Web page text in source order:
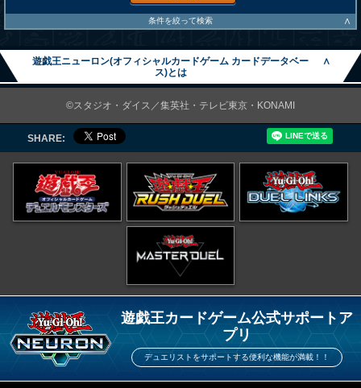
条件を絞って検索 ∧
遊戯王ニューロン(オフィシャルカードゲーム カードデータベー
ス)とは
∧
©スタジオ・ダイス／集英社・テレビ東京・KONAMI
SHARE:
遊戯王カードゲーム公式サポートア
プリ
デュエリストをサポートする便利な機能が満載！！